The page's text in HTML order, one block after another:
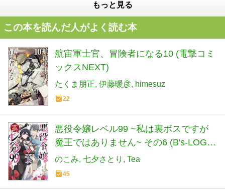
もっと見る
この本を読んだ人がよく読む本
航宙軍士官、冒険者になる10 (電撃コミ
ックスNEXT)
たくま朋正 伊藤暖彦 himesuz
22
悪役令嬢レベル99 ~私は裏ボスですが
魔王ではありません~ その6 (B's-LOG
COMICS)
のこみ 七夕さとり Tea
45